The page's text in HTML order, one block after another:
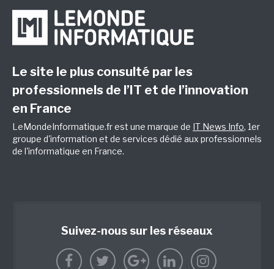
Le site le plus consulté par les
professionnels de l’IT et de l’innovation
en France
LeMondeInformatique.fr est une marque de IT News Info, 1er
groupe d'information et de services dédié aux professionnels
de l'informatique en France.
Suivez-nous sur les réseaux